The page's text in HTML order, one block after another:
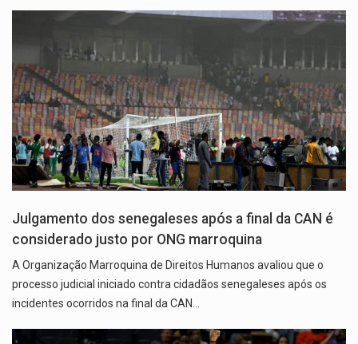
Julgamento dos senegaleses após a final da CAN é
considerado justo por ONG marroquina
A Organização Marroquina de Direitos Humanos avaliou que o
processo judicial iniciado contra cidadãos senegaleses após os
incidentes ocorridos na final da CAN…